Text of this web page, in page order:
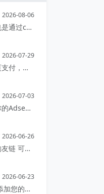
2026-08-06
很直接，我也是通过comments...
2026-07-29
这个开通网页支付，手机网页和电脑网...
2026-07-03
朱哥，现在你的Adsense千次展...
2026-06-26
已经添加您的友链 可以互嘛老师 -...
2026-06-23
老师 新博客添加您的友链了 如可以...